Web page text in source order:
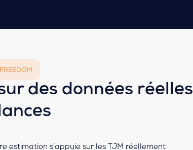
des données réelles
estimation s’appuie sur les TJM réellement